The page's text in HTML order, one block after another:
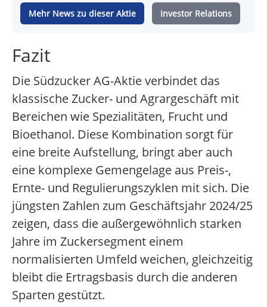
Mehr News zu dieser Aktie Investor Relations
Fazit
Die Südzucker AG-Aktie verbindet das
klassische Zucker- und Agrargeschäft mit
Bereichen wie Spezialitäten, Frucht und
Bioethanol. Diese Kombination sorgt für
eine breite Aufstellung, bringt aber auch
eine komplexe Gemengelage aus Preis-,
Ernte- und Regulierungszyklen mit sich. Die
jüngsten Zahlen zum Geschäftsjahr 2024/25
zeigen, dass die außergewöhnlich starken
Jahre im Zuckersegment einem
normalisierten Umfeld weichen, gleichzeitig
bleibt die Ertragsbasis durch die anderen
Sparten gestützt.